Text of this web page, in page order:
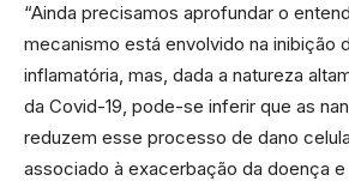
“Ainda precisamos aprofundar o
mecanismo está envolvido na inibição
inflamatória, mas, dada a natureza
da Covid-19, pode-se inferir que as
reduzem esse processo de dano
associado à exacerbação da doença e